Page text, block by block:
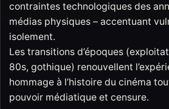
contraintes technologiques des
médias physiques – accentuant
isolement.​
Les transitions d’époques
80s, gothique) renouvellent
hommage à l’histoire du cinéma
pouvoir médiatique et censure.